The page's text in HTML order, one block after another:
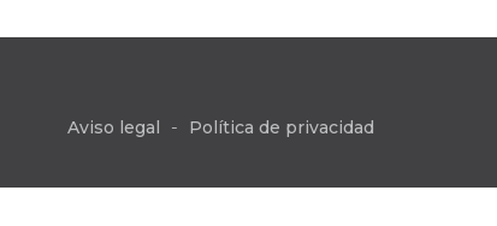
Aviso legal Política de privacidad